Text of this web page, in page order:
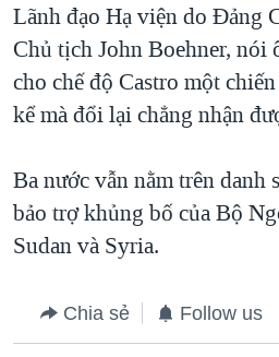
Lãnh đạo Hạ viện do Đảng
Chủ tịch John Boehner, nói
cho chế độ Castro một
kể mà đổi lại chẳng nhận
Ba nước vẫn nằm trên danh
bảo trợ khủng bố của Bộ
Sudan và Syria.
Chia sẻ Follow us